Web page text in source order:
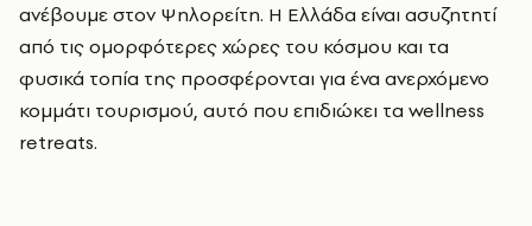
ανέβουμε στον Ψηλορείτη. Η Ελλάδα είναι ασυζητητί
από τις ομορφότερες χώρες του κόσμου και τα
φυσικά τοπία της προσφέρονται για ένα ανερχόμενο
κομμάτι τουρισμού, αυτό που επιδιώκει τα wellness
retreats.